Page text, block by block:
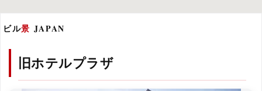
ビル景 JAPAN
旧ホテルプラザ